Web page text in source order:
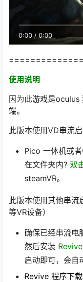
0:00 /0:00
使用说明
因为此游戏是oculus
端。
此版本使用VD串流
Pico 一体机或
在文件夹内? 双
steamVR。
此版本使用其他串
等VR设备）
确保已经串流电
然后安装 Revive
启动即可，会自
Revive 程序下载